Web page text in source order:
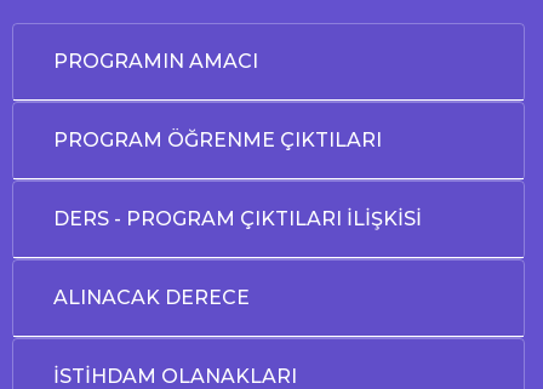
PROGRAMIN AMACI
PROGRAM ÖĞRENME ÇIKTILARI
DERS - PROGRAM ÇIKTILARI İLİŞKİSİ
ALINACAK DERECE
İSTİHDAM OLANAKLARI